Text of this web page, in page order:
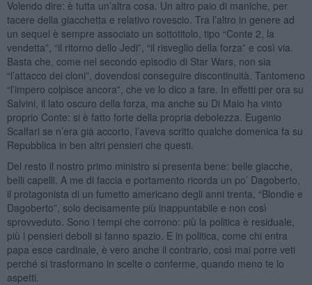
Volendo dire: è tutta un’altra cosa. Un altro paio di maniche, per
tacere della giacchetta e relativo rovescio. Tra l’altro in genere ad
un sequel è sempre associato un sottotitolo, tipo “Conte 2, la
vendetta”, “il ritorno dello Jedi”, “il risveglio della forza” e così via.
Basta che, come nel secondo episodio di Star Wars, non sia
“l’attacco dei cloni”, dovendosi conseguire discontinuità. Tantomeno
“l’impero colpisce ancora”, che ve lo dico a fare. In effetti per ora su
Salvini, il lato oscuro della forza, ma anche su Di Maio ha vinto
proprio Conte: si è fatto forte della propria debolezza. Eugenio
Scalfari se n’era già accorto, l’aveva scritto qualche domenica fa su
Repubblica in ben altri pensieri che questi.
Del resto il nostro primo ministro si presenta bene: belle giacche,
belli capelli. A me di faccia e portamento ricorda un po’ Dagoberto,
il protagonista di un fumetto americano degli anni trenta, “Blondie e
Dagoberto”, solo decisamente più inappuntabile e non così
sprovveduto. Sono i tempi che corrono: più la politica è residuale,
più i pensieri deboli si fanno spazio. E in politica, come chi entra
papa esce cardinale, è vero anche il contrario, così mai porre veti
perché si trasformano in scelte o conferme, quando meno te lo
aspetti.